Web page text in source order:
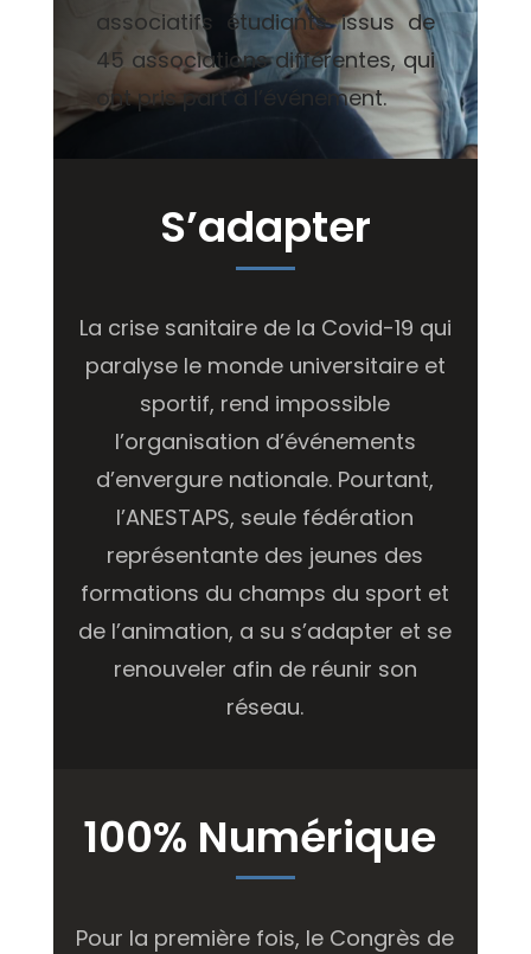
associatifs étudiants issus de
45 associations différentes, qui
ont pris part à l’événement.
S’adapter
La crise sanitaire de la Covid-19 qui
paralyse le monde universitaire et
sportif, rend impossible
l’organisation d’événements
d’envergure nationale. Pourtant,
l’ANESTAPS, seule fédération
représentante des jeunes des
formations du champs du sport et
de l’animation, a su s’adapter et se
renouveler afin de réunir son
réseau.
100% Numérique
Pour la première fois, le Congrès de